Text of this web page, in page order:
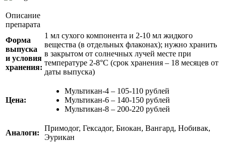
Описание
препарата
Форма
выпуска
и условия
хранения:
1 мл сухого компонента и 2-10 мл жидкого
вещества (в отдельных флаконах); нужно хранить
в закрытом от солнечных лучей месте при
температуре 2-8°С (срок хранения – 18 месяцев от
даты выпуска)
Цена:
Мультикан-4 – 105-110 рублей
Мультикан-6 – 140-150 рублей
Мультикан-8 – 200-220 рублей
Аналоги:
Примодог, Гексадог, Биокан, Вангард, Нобивак,
Эурикан